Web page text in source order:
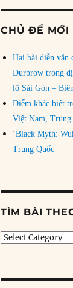
CHỦ ĐỀ MỚI
Hai bài diễn văn
Durbrow trong
lộ Sài Gòn –
Điểm khác biệt
Việt Nam, Trung
‘Black Myth:
Trung Quốc
TÌM BÀI
Tìm